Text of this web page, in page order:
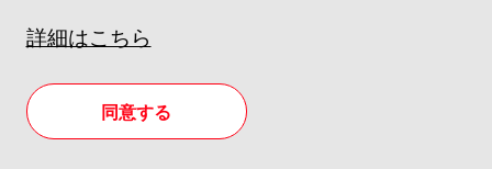
店舗検索
詳細はこちら
同意する